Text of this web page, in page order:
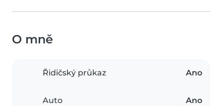
O mně
Řidičský průkaz Ano
Auto Ano